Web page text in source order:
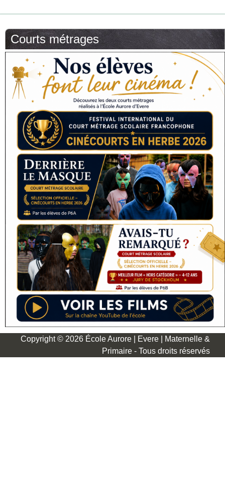
Courts métrages
Copyright © 2026 École Aurore | Evere | Maternelle &
Primaire - Tous droits réservés